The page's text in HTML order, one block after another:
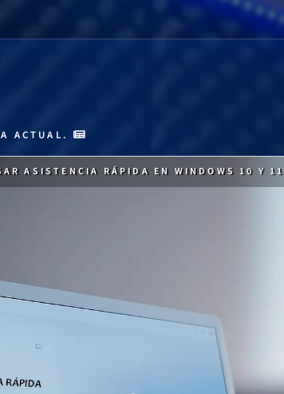
ACTUAL.
ASISTENCIA RÁPIDA EN WINDOWS 10 Y 11